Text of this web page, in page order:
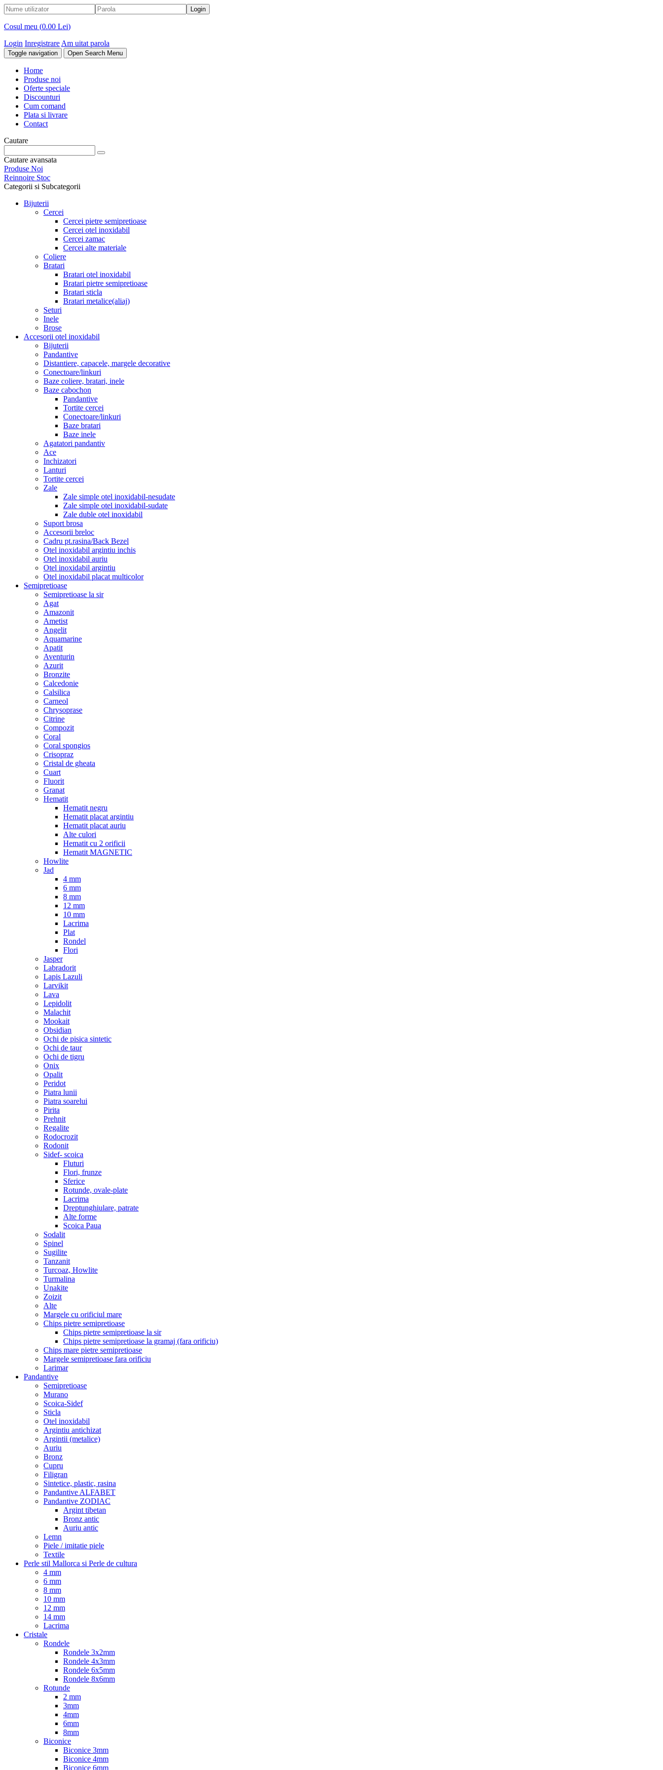
Cosul meu (0.00 Lei)
Login Inregistrare Am uitat parola
Toggle navigation Open Search Menu
Home
Produse noi
Oferte speciale
Discounturi
Cum comand
Plata si livrare
Contact
Cautare
Cautare avansata
Produse Noi
Reinnoire Stoc
Categorii si Subcategorii
Bijuterii
Cercei
Cercei pietre semipretioase
Cercei otel inoxidabil
Cercei zamac
Cercei alte materiale
Coliere
Bratari
Bratari otel inoxidabil
Bratari pietre semipretioase
Bratari sticla
Bratari metalice(aliaj)
Seturi
Inele
Brose
Accesorii otel inoxidabil
Bijuterii
Pandantive
Distantiere, capacele, margele decorative
Conectoare/linkuri
Baze coliere, bratari, inele
Baze cabochon
Pandantive
Tortite cercei
Conectoare/linkuri
Baze bratari
Baze inele
Agatatori pandantiv
Ace
Inchizatori
Lanturi
Tortite cercei
Zale
Zale simple otel inoxidabil-nesudate
Zale simple otel inoxidabil-sudate
Zale duble otel inoxidabil
Suport brosa
Accesorii breloc
Cadru pt.rasina/Back Bezel
Otel inoxidabil argintiu inchis
Otel inoxidabil auriu
Otel inoxidabil argintiu
Otel inoxidabil placat multicolor
Semipretioase
Semipretioase la sir
Agat
Amazonit
Ametist
Angelit
Aquamarine
Apatit
Aventurin
Azurit
Bronzite
Calcedonie
Calsilica
Carneol
Chrysoprase
Citrine
Compozit
Coral
Coral spongios
Crisopraz
Cristal de gheata
Cuart
Fluorit
Granat
Hematit
Hematit negru
Hematit placat argintiu
Hematit placat auriu
Alte culori
Hematit cu 2 orificii
Hematit MAGNETIC
Howlite
Jad
4 mm
6 mm
8 mm
12 mm
10 mm
Lacrima
Plat
Rondel
Flori
Jasper
Labradorit
Lapis Lazuli
Larvikit
Lava
Lepidolit
Malachit
Mookait
Obsidian
Ochi de pisica sintetic
Ochi de taur
Ochi de tigru
Onix
Opalit
Peridot
Piatra lunii
Piatra soarelui
Pirita
Prehnit
Regalite
Rodocrozit
Rodonit
Sidef- scoica
Fluturi
Flori, frunze
Sferice
Rotunde, ovale-plate
Lacrima
Dreptunghiulare, patrate
Alte forme
Scoica Paua
Sodalit
Spinel
Sugilite
Tanzanit
Turcoaz, Howlite
Turmalina
Unakite
Zoizit
Alte
Margele cu orificiul mare
Chips pietre semipretioase
Chips pietre semipretioase la sir
Chips pietre semipretioase la gramaj (fara orificiu)
Chips mare pietre semipretioase
Margele semipretioase fara orificiu
Larimar
Pandantive
Semipretioase
Murano
Scoica-Sidef
Sticla
Otel inoxidabil
Argintiu antichizat
Argintii (metalice)
Auriu
Bronz
Cupru
Filigran
Sintetice, plastic, rasina
Pandantive ALFABET
Pandantive ZODIAC
Argint tibetan
Bronz antic
Auriu antic
Lemn
Piele / imitatie piele
Textile
Perle stil Mallorca si Perle de cultura
4 mm
6 mm
8 mm
10 mm
12 mm
14 mm
Lacrima
Cristale
Rondele
Rondele 3x2mm
Rondele 4x3mm
Rondele 6x5mm
Rondele 8x6mm
Rotunde
2 mm
3mm
4mm
6mm
8mm
Biconice
Biconice 3mm
Biconice 4mm
Biconice 6mm